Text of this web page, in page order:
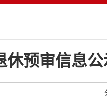
休预审信息